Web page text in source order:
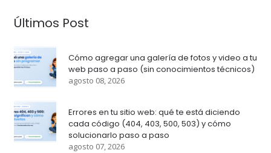
Últimos Post
Cómo agregar una galería de fotos y video a tu
web paso a paso (sin conocimientos técnicos)
agosto 08, 2026
Errores en tu sitio web: qué te está diciendo
cada código (404, 403, 500, 503) y cómo
solucionarlo paso a paso
agosto 07, 2026